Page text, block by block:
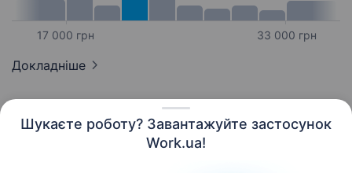
Шукаєте роботу? Завантажуйте застосунок
Work.ua!
17 000 грн 33 000 грн
Докладніше